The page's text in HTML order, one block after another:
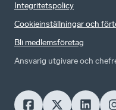
Integritetspolicy
Cookieinställningar och
Bli medlemsföretag
Ansvarig utgivare och